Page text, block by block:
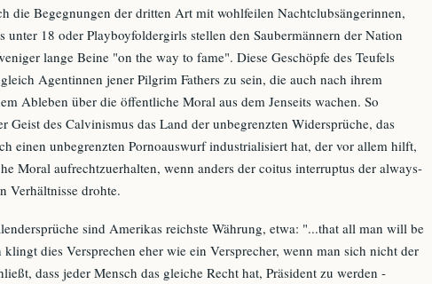
die Begegnungen der dritten Art mit wohlfeilen Nachtclubsängerinnen,
unter 18 oder Playboyfoldergirls stellen den Saubermännern der Nation
lange Beine "on the way to fame". Diese Geschöpfe des Teufels
Agentinnen jener Pilgrim Fathers zu sein, die auch nach ihrem
Ableben über die öffentliche Moral aus dem Jenseits wachen. So
Geist des Calvinismus das Land der unbegrenzten Widersprüche, das
einen unbegrenzten Pornoauswurf industrialisiert hat, der vor allem hilft,
Moral aufrechtzuerhalten, wenn anders der coitus interruptus der always-
Verhältnisse drohte.
sind Amerikas reichste Währung, etwa: "...that all man will be
dies Versprechen eher wie ein Versprecher, wenn man sich nicht der
dass jeder Mensch das gleiche Recht hat, Präsident zu werden -